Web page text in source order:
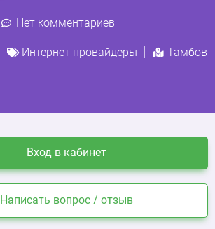
Нет комментариев
Интернет провайдеры Тамбов
Вход в кабинет
Написать вопрос / отзыв